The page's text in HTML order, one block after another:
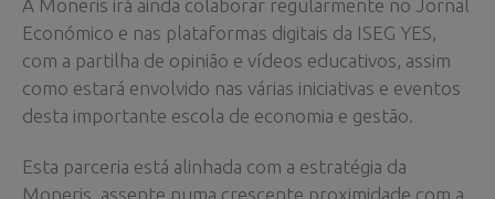
A Moneris irá ainda colaborar regularmente no Jornal
Económico e nas plataformas digitais da ISEG YES,
com a partilha de opinião e vídeos educativos, assim
como estará envolvido nas várias iniciativas e eventos
desta importante escola de economia e gestão.
Esta parceria está alinhada com a estratégia da
Moneris, assente numa crescente proximidade com a